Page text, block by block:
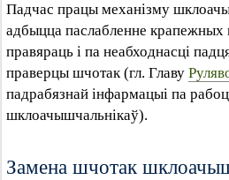
Падчас працы механізму
адбыцца паслабленне крапежных
правяраць і па неабходнасці
праверцы шчотак (гл. Главу
падрабязнай інфармацыі па
шклоачышчальнікаў).
Замена шчотак